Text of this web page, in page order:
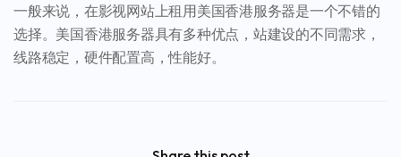
一般来说，在影视网站上租用美国香港服务器是一个不错的
选择。美国香港服务器具有多种优点，站建设的不同需求，
线路稳定，硬件配置高，性能好。